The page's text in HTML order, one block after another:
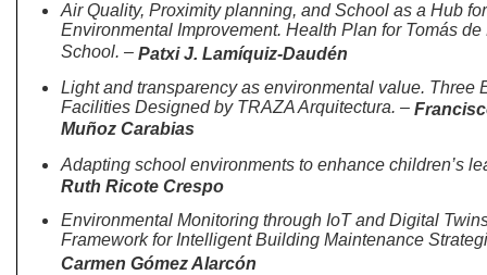
Air Quality, Proximity planning, and School as a Hub for
Environmental Improvement. Health Plan for Tomás de
School. – Patxi J. Lamíquiz-Daudén
Light and transparency as environmental value. Three
Facilities Designed by TRAZA Arquitectura. –
Muñoz Carabias
Adapting school environments to enhance children’s
Ruth Ricote Crespo
Environmental Monitoring through IoT and Digital
Framework for Intelligent Building Maintenance
Carmen Gómez Alarcón